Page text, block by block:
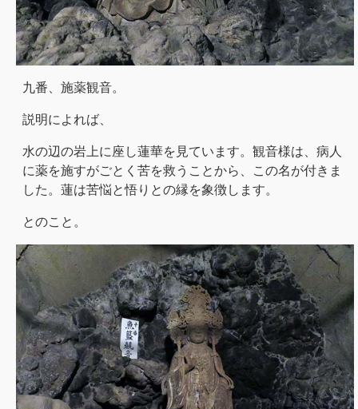
九番、施薬観音。
説明によれば、
水の辺の岩上に座し蓮華を見ています。観音様は、病人
に薬を施すがごとく苦を救うことから、この名が付きま
した。蓮は苦悩と悟りとの縁を象徴します。
とのこと。